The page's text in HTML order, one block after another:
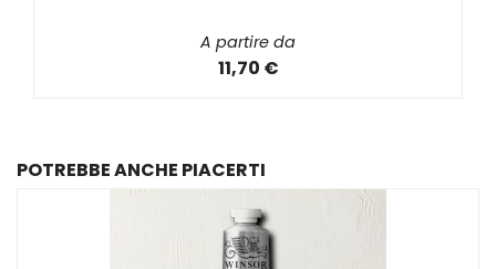
A partire da
11,70 €
POTREBBE ANCHE PIACERTI